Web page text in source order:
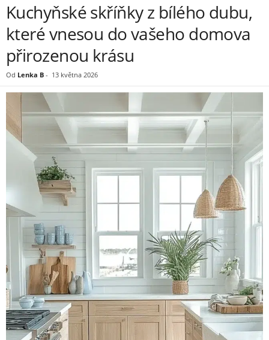
Kuchyňské skříňky z bílého dubu,
které vnesou do vašeho domova
přirozenou krásu
Od Lenka B - 13 května 2026